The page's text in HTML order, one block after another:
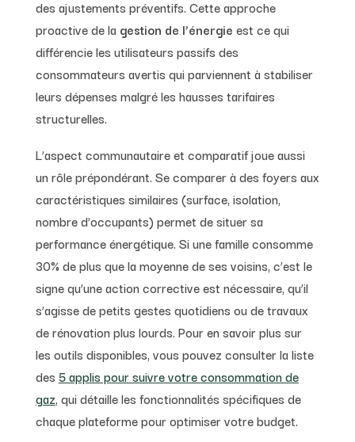
des ajustements préventifs. Cette approche
proactive de la gestion de l’énergie est ce qui
différencie les utilisateurs passifs des
consommateurs avertis qui parviennent à stabiliser
leurs dépenses malgré les hausses tarifaires
structurelles.
L’aspect communautaire et comparatif joue aussi
un rôle prépondérant. Se comparer à des foyers aux
caractéristiques similaires (surface, isolation,
nombre d’occupants) permet de situer sa
performance énergétique. Si une famille consomme
30% de plus que la moyenne de ses voisins, c’est le
signe qu’une action corrective est nécessaire, qu’il
s’agisse de petits gestes quotidiens ou de travaux
de rénovation plus lourds. Pour en savoir plus sur
les outils disponibles, vous pouvez consulter la liste
des 5 applis pour suivre votre consommation de
gaz, qui détaille les fonctionnalités spécifiques de
chaque plateforme pour optimiser votre budget.